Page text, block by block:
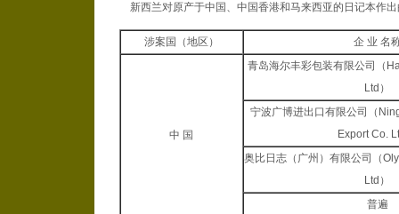
新西兰对原产于中国、中国香港和马来西亚的日记本作
涉案国（地区） 企 业 名
中 国
青岛海尔丰彩包装有限公司
（
Ltd）
宁波广博进出口有限公司（
Export Co.
奥比日志（广州）有限公司（
Ltd）
普遍